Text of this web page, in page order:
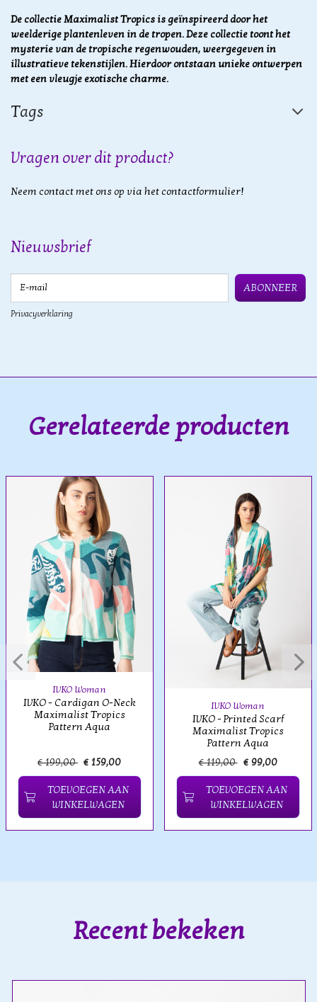
De collectie Maximalist Tropics is geïnspireerd door het
weelderige plantenleven in de tropen.Deze collectie toont het
mysterie van de tropische regenwouden, weergegeven in
illustratieve tekenstijlen. Hierdoor ontstaan unieke ontwerpen
met een vleugje exotische charme.
Tags
Vragen over dit product?
Neem contact met ons op via het contactformulier!
Nieuwsbrief
ABONNEER
Privacyverklaring
Gerelateerde producten
IVKO Woman
IVKO - Cardigan O-Neck
Maximalist Tropics
Pattern Aqua
€ 199,00 € 159,00
TOEVOEGEN AAN
WINKELWAGEN
IVKO Woman
IVKO - Printed Scarf
Maximalist Tropics
Pattern Aqua
€ 119,00 € 99,00
TOEVOEGEN AAN
WINKELWAGEN
Recent bekeken